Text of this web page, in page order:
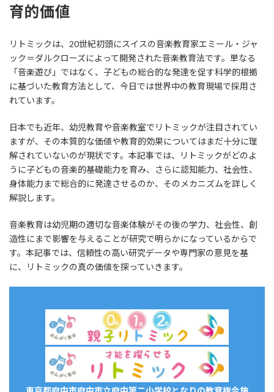
育的価値
リトミックは、20世紀初頭にスイスの音楽教育家エミール・ジャ
ック＝ダルクローズによって開発された音楽教育法です。単なる
「音楽遊び」ではなく、子どもの総合的な発達を促す科学的根拠
に基づいた教育方法として、今日では世界中の教育現場で採用さ
れています。
日本でも近年、幼児教育や音楽教室でリトミックが注目されてい
ますが、その本質的な価値や教育的効果についてはまだ十分に理
解されていないのが現状です。本記事では、リトミックがどのよ
うに子どもの音楽的基礎能力を育み、さらに認知能力、社会性、
身体能力まで総合的に発達させるのか、そのメカニズムを詳しく
解説します。
音楽教育は幼児期の適切な音楽体験がその後の学力、社会性、創
造性にまで影響を与えることが研究で明らかになっているからで
す。本記事では、信頼性の高い研究データや専門家の意見を基
に、リトミックの真の価値を探っていきます。